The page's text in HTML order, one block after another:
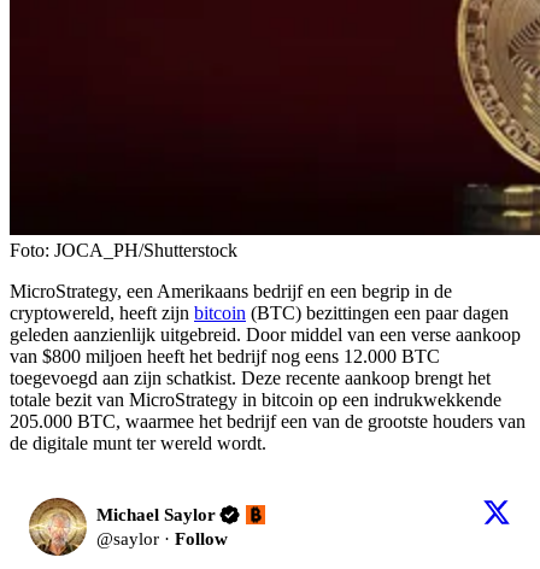
Foto: JOCA_PH/Shutterstock
MicroStrategy, een Amerikaans bedrijf en een begrip in de
cryptowereld, heeft zijn bitcoin (BTC) bezittingen een paar dagen
geleden aanzienlijk uitgebreid. Door middel van een verse aankoop
van $800 miljoen heeft het bedrijf nog eens 12.000 BTC
toegevoegd aan zijn schatkist. Deze recente aankoop brengt het
totale bezit van MicroStrategy in bitcoin op een indrukwekkende
205.000 BTC, waarmee het bedrijf een van de grootste houders van
de digitale munt ter wereld wordt.
Michael Saylor
@saylor · Follow